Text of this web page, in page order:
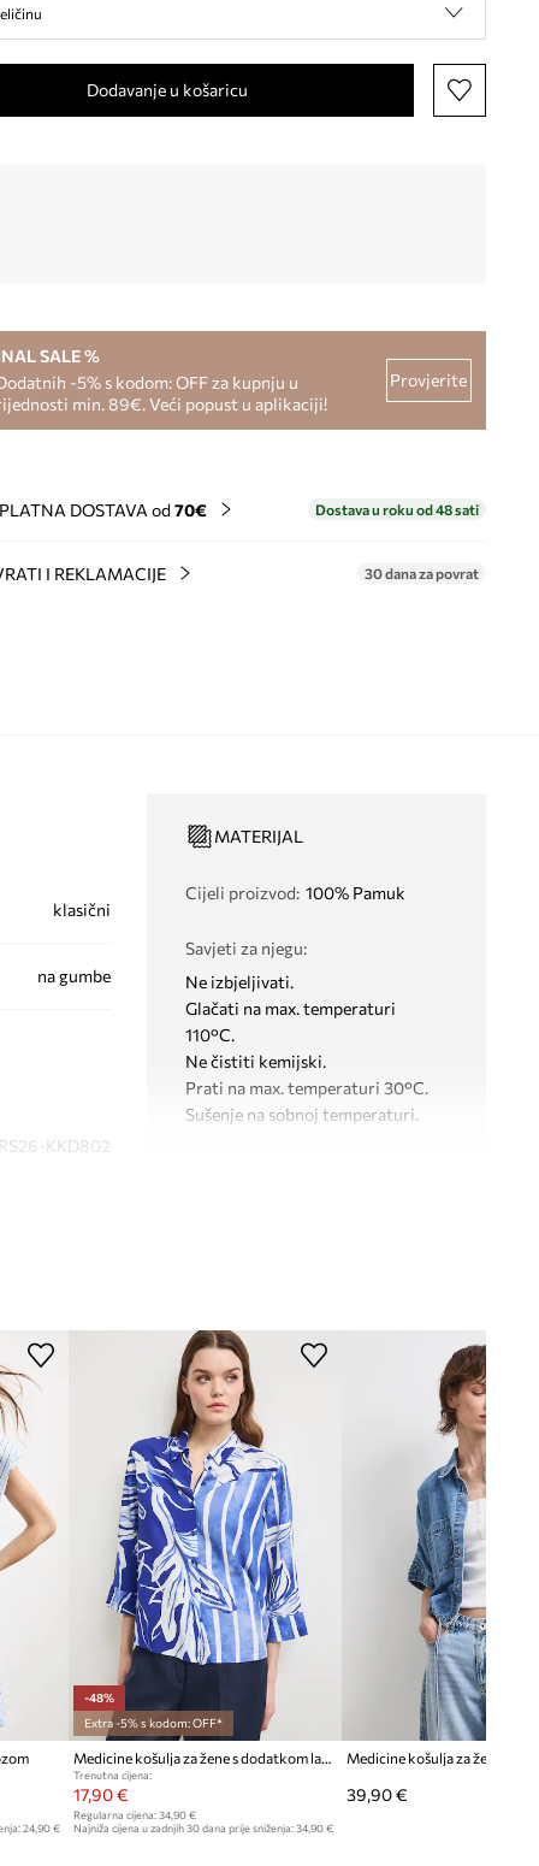
Dodavanje u košaricu
SALE %
-5% s kodom: OFF za kupnju u
min. 89€. Veći popust u aplikaciji!
Provjerite
DOSTAVA od 70€ Dostava u roku od 48 sati
I REKLAMACIJE 30 dana za povrat
klasični
na gumbe
KKD802
MATERIJAL
Cijeli proizvod: 100% Pamuk
Savjeti za njegu:
Ne izbjeljivati.
Glačati na max. temperaturi
110°C.
Ne čistiti kemijski.
Prati na max. temperaturi 30°C.
Sušenje na sobnoj temperaturi.
Kroj: regular fit
DIMENZIJE
Dane mjere za veličinu
Širina ispod pazuha
Model na fotografiji je visok 174
cm i ima na sebi veličinu S
Manja veličina
Preporučamo da odaberete veću veličinu
nego što inače nosite.
Pogledaje dimenzije proizvoda
24,90 €
-48%
Extra -5% s kodom: OFF*
Medicine košulja za žene s dodatkom lana
Trenutna cijena:
17,90 €
Regularna cijena:34,90 €
Najniža cijena u zadnjih 30 dana prije sniženja:34,90 €
Medicine košulja za žene
39,90 €